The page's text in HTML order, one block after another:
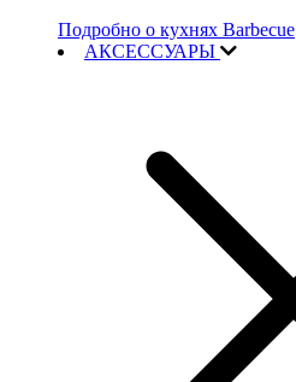
Подробно о кухнях Barbecue
АКСЕССУАРЫ